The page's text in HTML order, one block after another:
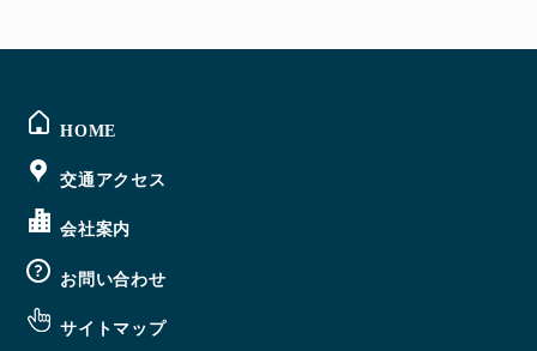
HOME
交通アクセス
会社案内
お問い合わせ
サイトマップ